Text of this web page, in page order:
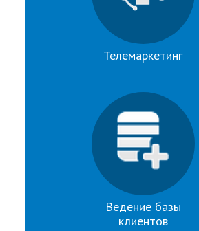
Телемаркетинг
Ведение базы
клиентов